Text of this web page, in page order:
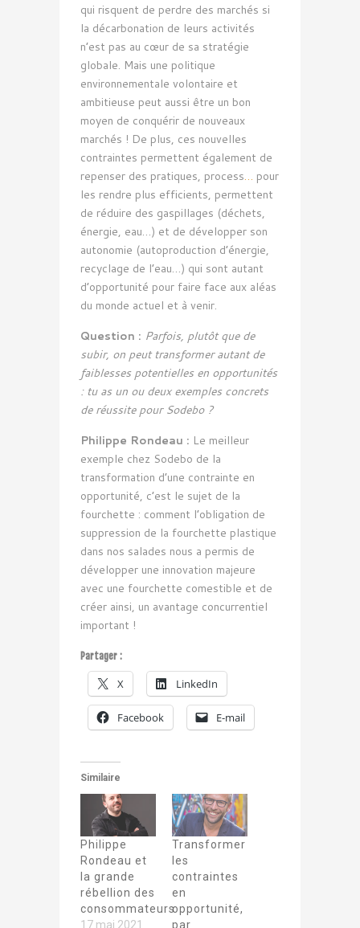
qui risquent de perdre des marchés si
la décarbonation de leurs activités
n’est pas au cœur de sa stratégie
globale. Mais une politique
environnementale volontaire et
ambitieuse peut aussi être un bon
moyen de conquérir de nouveaux
marchés ! De plus, ces nouvelles
contraintes permettent également de
repenser des pratiques, process… pour
les rendre plus efficients, permettent
de réduire des gaspillages (déchets,
énergie, eau…) et de développer son
autonomie (autoproduction d’énergie,
recyclage de l’eau…) qui sont autant
d’opportunité pour faire face aux aléas
du monde actuel et à venir.
Question : Parfois, plutôt que de
subir, on peut transformer autant de
faiblesses potentielles en opportunités
: tu as un ou deux exemples concrets
de réussite pour Sodebo ?
Philippe Rondeau : Le meilleur
exemple chez Sodebo de la
transformation d’une contrainte en
opportunité, c’est le sujet de la
fourchette : comment l’obligation de
suppression de la fourchette plastique
dans nos salades nous a permis de
développer une innovation majeure
avec une fourchette comestible et de
créer ainsi, un avantage concurrentiel
important !
Partager :
X LinkedIn
Facebook E-mail
Similaire
Philippe
Rondeau et
la grande
rébellion des
consommateurs
17 mai 2021
Transformer
les
contraintes
en
opportunité,
par